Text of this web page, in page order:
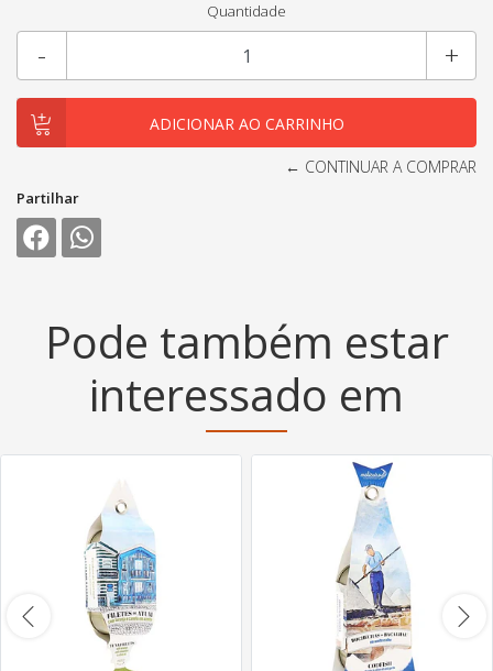
Quantidade
+
-
← CONTINUAR A COMPRAR
Partilhar
Pode também estar
interessado em